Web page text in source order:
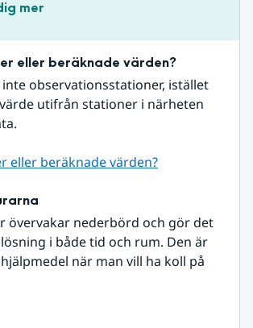
mer
eller beräknade värden?
observationsstationer, istället
utifrån stationer i närheten
eller beräknade värden?
övervakar nederbörd och gör det
i både tid och rum. Den är
när man vill ha koll på